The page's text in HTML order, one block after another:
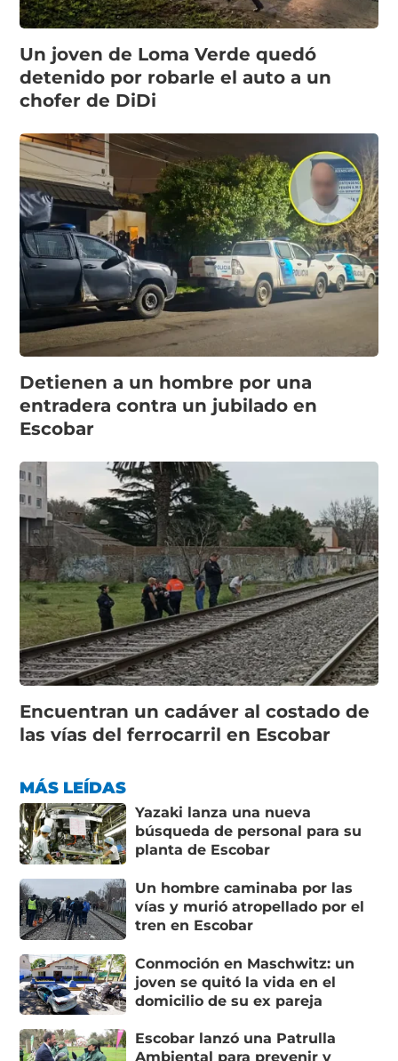
Un joven de Loma Verde quedó
detenido por robarle el auto a un
chofer de DiDi
Detienen a un hombre por una
entradera contra un jubilado en
Escobar
Encuentran un cadáver al costado de
las vías del ferrocarril en Escobar
MÁS LEÍDAS
Yazaki lanza una nueva
búsqueda de personal para su
planta de Escobar
Un hombre caminaba por las
vías y murió atropellado por el
tren en Escobar
Conmoción en Maschwitz: un
joven se quitó la vida en el
domicilio de su ex pareja
Escobar lanzó una Patrulla
Ambiental para prevenir y